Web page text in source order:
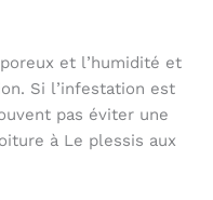
et l’humidité et
Si l’infestation est
pas éviter une
à Le plessis aux